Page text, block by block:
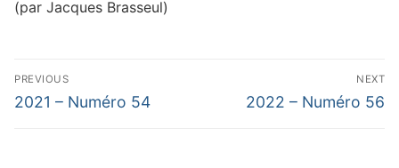
(par Jacques Brasseul)
Navigation
de
PREVIOUS
Previous
2021 – Numéro 54
NEXT
Next
2022 – Numéro 56